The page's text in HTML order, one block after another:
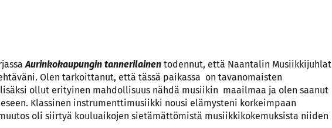
Aurinkokaupungin tannerilainen todennut, että Naantalin Musiikkijuhlat
Olen tarkoittanut, että tässä paikassa on tavanomaisten
ollut erityinen mahdollisuus nähdä musiikin maailmaa ja olen saanut
Klassinen instrumenttimusiikki nousi elämysteni korkeimpaan
oli siirtyä kouluaikojen sietämättömistä musiikkikokemuksista niiden